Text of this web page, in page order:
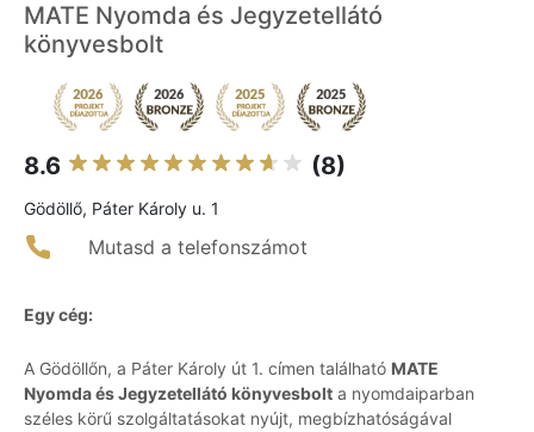
MATE Nyomda és Jegyzetellátó
könyvesbolt
8.6 (8)
Gödöllő, Páter Károly u. 1
Mutasd a telefonszámot
Egy cég:
A Gödöllőn, a Páter Károly út 1. címen található MATE
Nyomda és Jegyzetellátó könyvesbolt a nyomdaiparban
széles körű szolgáltatásokat nyújt, megbízhatóságával